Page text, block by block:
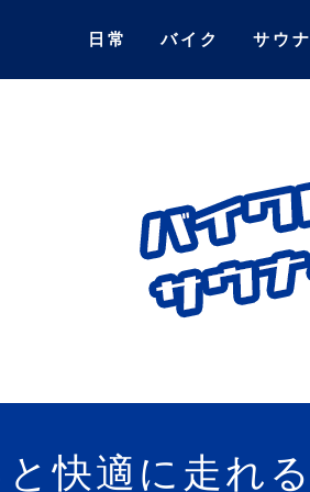
日常 バイク サウ
乗っ
快適に走れる